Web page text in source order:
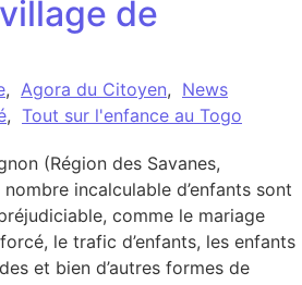
de
, Agora du Citoyen, News
, Tout sur l'enfance au Togo
(Région des Savanes,
incalculable d’enfants sont
comme le mariage
le trafic d’enfants, les enfants
et bien d’autres formes de